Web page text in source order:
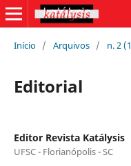
Início / Arquivos / n. 2
Editorial
Editor Revista Katálysis
UFSC - Florianópolis - SC